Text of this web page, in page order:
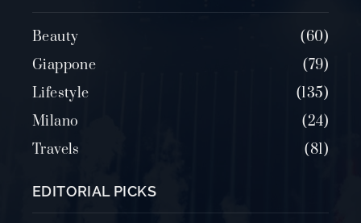
Beauty
60
Giappone
79
Lifestyle
135
Milano
24
Travels
81
EDITORIAL PICKS